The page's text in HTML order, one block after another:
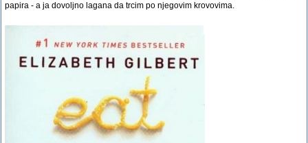
papira - a ja dovoljno lagana da trcim po njegovim krovovima.